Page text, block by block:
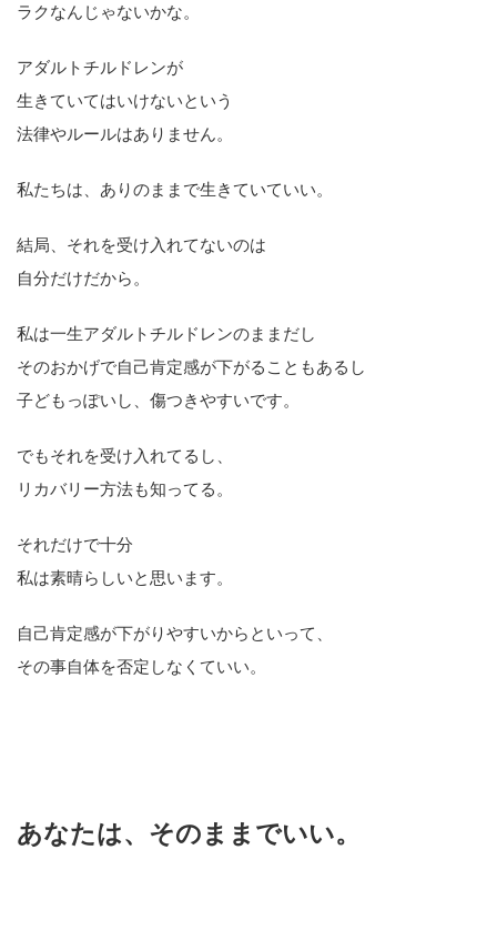
ラクなんじゃないかな。
アダルトチルドレンが
生きていてはいけないという
法律やルールはありません。
私たちは、ありのままで生きていていい。
結局、それを受け入れてないのは
自分だけだから。
私は一生アダルトチルドレンのままだし
そのおかげで自己肯定感が下がることもあるし
子どもっぽいし、傷つきやすいです。
でもそれを受け入れてるし、
リカバリー方法も知ってる。
それだけで十分
私は素晴らしいと思います。
自己肯定感が下がりやすいからといって、
その事自体を否定しなくていい。
あなたは、そのままでいい。